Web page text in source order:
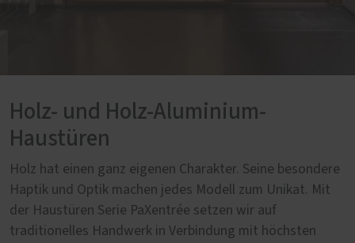
Holz- und Holz-Aluminium-
Haustüren
Holz hat einen ganz eigenen Charakter. Seine besondere
Haptik und Optik machen jedes Modell zum Unikat. Mit
der Haustüren Serie PaXentrée setzen wir auf
traditionelles Handwerk in Verbindung mit höchsten